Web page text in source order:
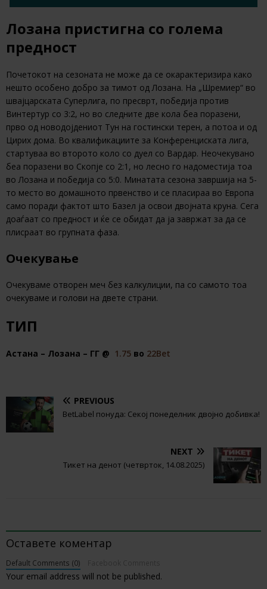
Лозана пристигна со голема
предност
Почетокот на сезоната не може да се окарактеризира како
нешто особено добро за тимот од Лозана. На „Шремиер“ во
швајцарската Суперлига, по пресврт, победија против
Винтертур со 3:2, но во следните две кола беа поразени,
прво од новодојдениот Тун на гостински терен, а потоа и од
Цирих дома. Во квалификациите за Конференциската лига,
стартуваа во второто коло со дуел со Вардар. Неочекувано
беа поразени во Скопје со 2:1, но лесно го надоместија тоа
во Лозана и победија со 5:0. Минатата сезона завршија на 5-
то место во домашното првенство и се пласираа во Европа
само поради фактот што Базел ја освои двојната круна. Сега
доаѓаат со предност и ќе се обидат да ја завржат за да се
плисраат во групната фаза.
Очекување
Очекуваме отворен меч без калкулиции, па со самото тоа
очекуваме и голови на двете страни.
ТИП
Астана – Лозана – ГГ @ 1.75 во 22Bet
PREVIOUS
BetLabel понуда: Секој понеделник двојно добивка!
NEXT
Тикет на денот (четврток, 14.08.2025)
Оставете коментар
Default Comments (0)
Your email address will not be published.